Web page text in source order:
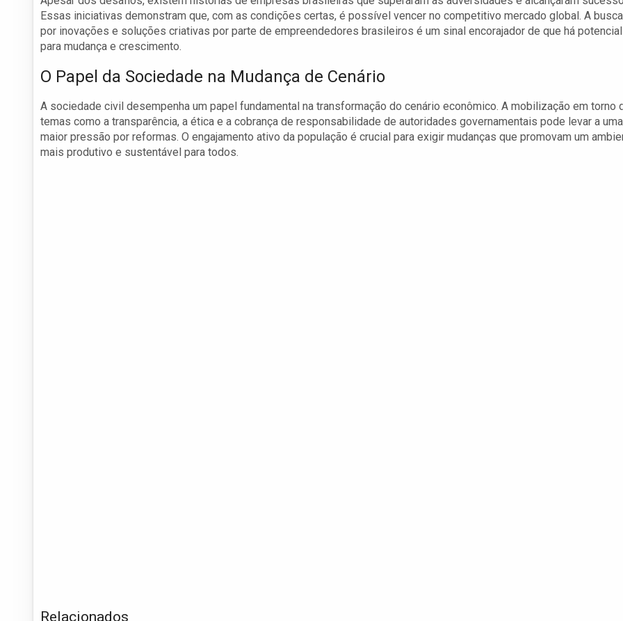
Essas iniciativas demonstram que, com as condições certas, é possível vencer no competitivo mercado global. A busca
por inovações e soluções criativas por parte de empreendedores brasileiros é um sinal encorajador de que há potencial
para mudança e crescimento.
O Papel da Sociedade na Mudança de Cenário
A sociedade civil desempenha um papel fundamental na transformação do cenário econômico. A mobilização em torno
temas como a transparência, a ética e a cobrança de responsabilidade de autoridades governamentais pode levar a uma
maior pressão por reformas. O engajamento ativo da população é crucial para exigir mudanças que promovam um
mais produtivo e sustentável para todos.
Relacionados